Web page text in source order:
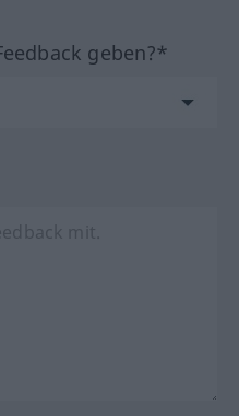
geben?*